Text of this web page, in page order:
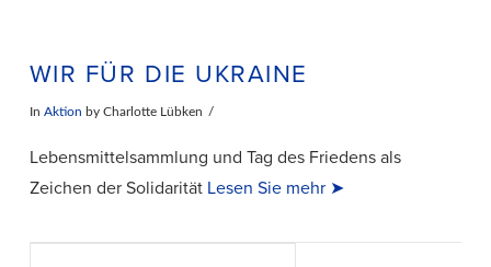
WIR FÜR DIE UKRAINE
In Aktion by Charlotte Lübken
Lebensmittelsammlung und Tag des Friedens als
Zeichen der Solidarität Lesen Sie mehr ➤